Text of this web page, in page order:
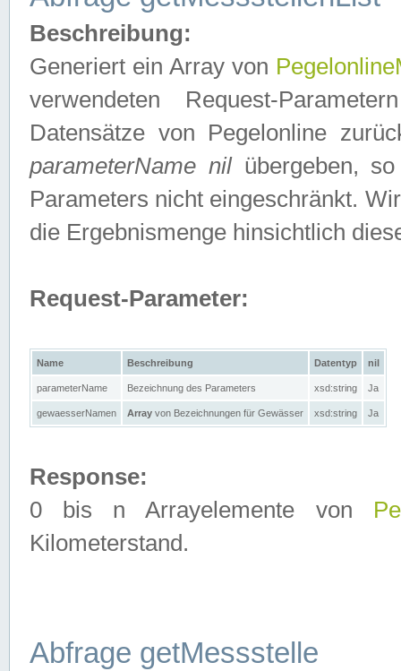
Beschreibung:
Generiert ein Array von
verwendeten Request-
Datensätze von Pegelonline
parameterName nilübergeben, so
Parameters nicht eingeschränkt.
die Ergebnismenge hinsichtlich
Request-Parameter:
Name Beschreibung Datentyp nil
parameterName Bezeichnung des Parameters xsd:string Ja
gewaesserNamen Array von Bezeichnungen für Gewässer xsd:string Ja
Response:
0 bis n Arrayelemente von
Kilometerstand.
Abfrage getMessstelle